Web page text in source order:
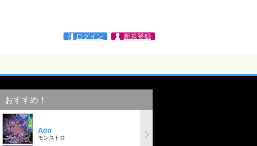
ログイン 新規登録
おすすめ！
Ado
モンストロ